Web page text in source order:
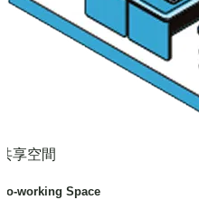
享空間
working Space